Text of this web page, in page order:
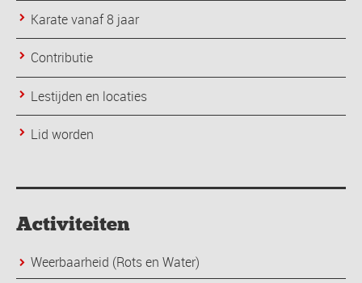
Karate vanaf 8 jaar
Contributie
Lestijden en locaties
Lid worden
Activiteiten
Weerbaarheid (Rots en Water)